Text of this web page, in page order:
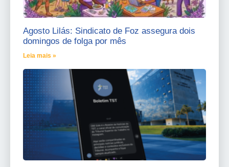
Agosto Lilás: Sindicato de Foz assegura dois
domingos de folga por mês
Leia mais »